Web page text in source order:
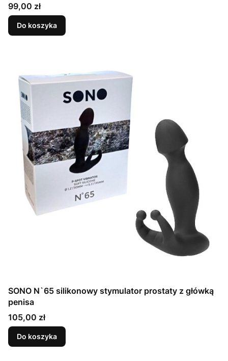
Cena
99,00 zł
Do koszyka
SONO N`65 silikonowy stymulator prostaty z główką
penisa
Cena
105,00 zł
Do koszyka